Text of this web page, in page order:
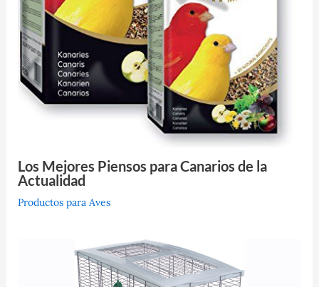
Los Mejores Piensos para Canarios de la
Actualidad
Productos para Aves